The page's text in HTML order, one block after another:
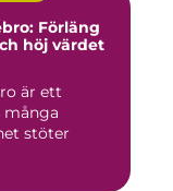
Förläng
höj värdet
är ett
många
stöter